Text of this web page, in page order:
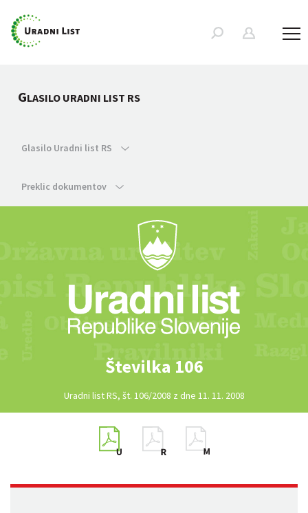
GLASILO URADNI LIST RS
Glasilo Uradni list RS
Preklic dokumentov
Številka 106
Uradni list RS, št. 106/2008 z dne 11. 11. 2008